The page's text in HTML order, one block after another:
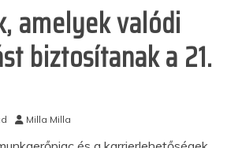
amelyek valódi
biztosítanak a 21.
Milla Milla